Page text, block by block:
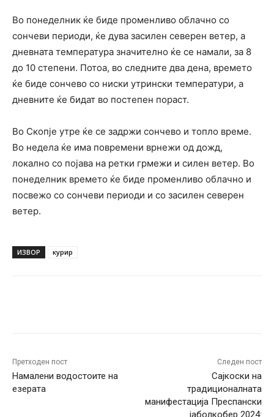
Во понеделник ќе биде променливо облачно со
сончеви периоди, ќе дува засилен северен ветер, а
дневната температура значително ќе се намали, за 8
до 10 степени. Потоа, во следните два дена, времето
ќе биде сончево со ниски утрински температури, а
дневните ќе бидат во постепен пораст.
Во Скопје утре ќе се задржи сончево и топло време.
Во недела ќе има повремени врнежи од дожд,
локално со појава на ретки грмежи и силен ветер. Во
понеделник времето ќе биде променливо облачно и
посвежо со сончеви периоди и со засилен северен
ветер.
ИЗВОР курир
Претходен пост
Намалени водостоите на
езерата
Следен пост
Сајкоски на
традиционалната
манифестација Преспански
јаболкобер 2024: